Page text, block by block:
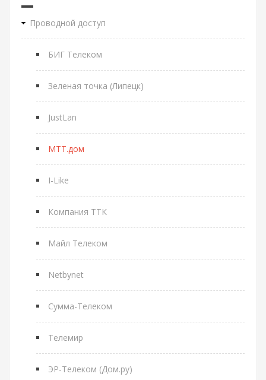
Проводной доступ
БИГ Телеком
Зеленая точка (Липецк)
JustLan
МТТ.дом
I-Like
Компания ТТК
Майл Телеком
Netbynet
Сумма-Телеком
Телемир
ЭР-Телеком (Дом.ру)